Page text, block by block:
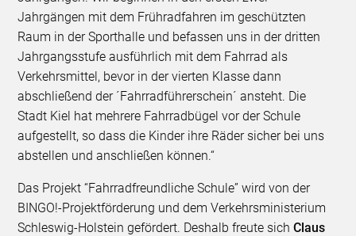
Jahrgängen mit dem Frühradfahren im geschützten
Raum in der Sporthalle und befassen uns in der dritten
Jahrgangsstufe ausführlich mit dem Fahrrad als
Verkehrsmittel, bevor in der vierten Klasse dann
abschließend der ´Fahrradführerschein´ ansteht. Die
Stadt Kiel hat mehrere Fahrradbügel vor der Schule
aufgestellt, so dass die Kinder ihre Räder sicher bei uns
abstellen und anschließen können.“
Das Projekt “Fahrradfreundliche Schule” wird von der
BINGO!-Projektförderung und dem Verkehrsministerium
Schleswig-Holstein gefördert. Deshalb freute sichClaus